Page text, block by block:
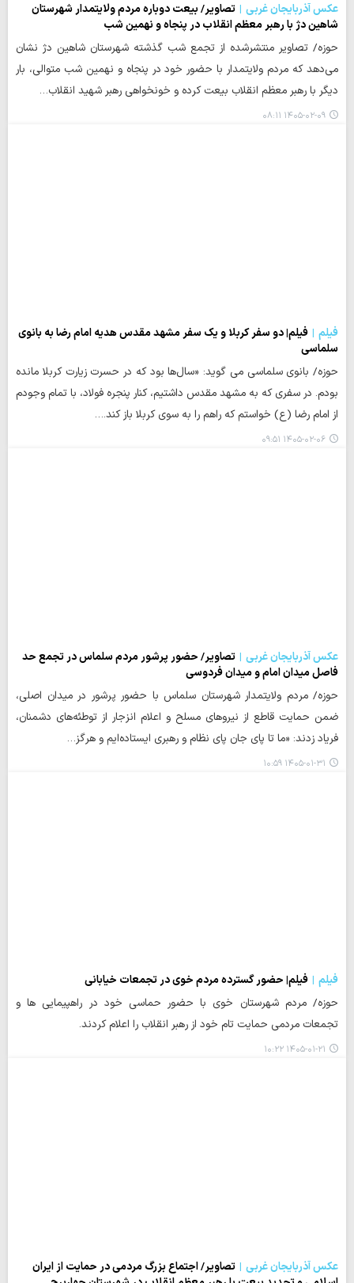
عکس آذربایجان غربی
تصاویر/ بیعت دوباره مردم ولایتمدار شهرستان
شاهین دژ با رهبر معظم انقلاب در پنجاه و نهمین شب
حوزه/ تصاویر منتشرشده از تجمع شب گذشته شهرستان شاهین دژ نشان
می‌دهد که مردم ولایتمدار با حضور خود در پنجاه و نهمین شب متوالی، بار
دیگر با رهبر معظم انقلاب بیعت کرده و خونخواهی رهبر شهید انقلاب…
۱۴۰۵-۰۲-۰۹ ۰۸:۱۱
فیلم
فیلم| دو سفر کربلا و یک سفر مشهد مقدس هدیه امام رضا به بانوی
سلماسی
حوزه/ بانوی سلماسی می گوید: «سال‌ها بود که در حسرت زیارت کربلا مانده
بودم. در سفری که به مشهد مقدس داشتیم، کنار پنجره فولاد، با تمام وجودم
از امام رضا (ع) خواستم که راهم را به سوی کربلا باز کند.…
۱۴۰۵-۰۲-۰۶ ۰۹:۵۱
عکس آذربایجان غربی
تصاویر/ حضور پرشور مردم سلماس در تجمع حد
فاصل میدان امام و میدان فردوسی
حوزه/ مردم ولایتمدار شهرستان سلماس با حضور پرشور در میدان اصلی،
ضمن حمایت قاطع از نیروهای مسلح و اعلام انزجار از توطئه‌های دشمنان،
فریاد زدند: «ما تا پای جان پای نظام و رهبری ایستاده‌ایم و هرگز…
۱۴۰۵-۰۱-۳۱ ۱۰:۵۹
فیلم
فیلم| حضور گسترده مردم خوی در تجمعات خیابانی
حوزه/ مردم شهرستان خوی با حضور حماسی خود در راهپیمایی ها و
تجمعات مردمی حمایت تام خود از رهبر انقلاب را اعلام کردند.
۱۴۰۵-۰۱-۲۱ ۱۰:۲۲
عکس آذربایجان غربی
تصاویر/ اجتماع بزرگ مردمی در حمایت از ایران